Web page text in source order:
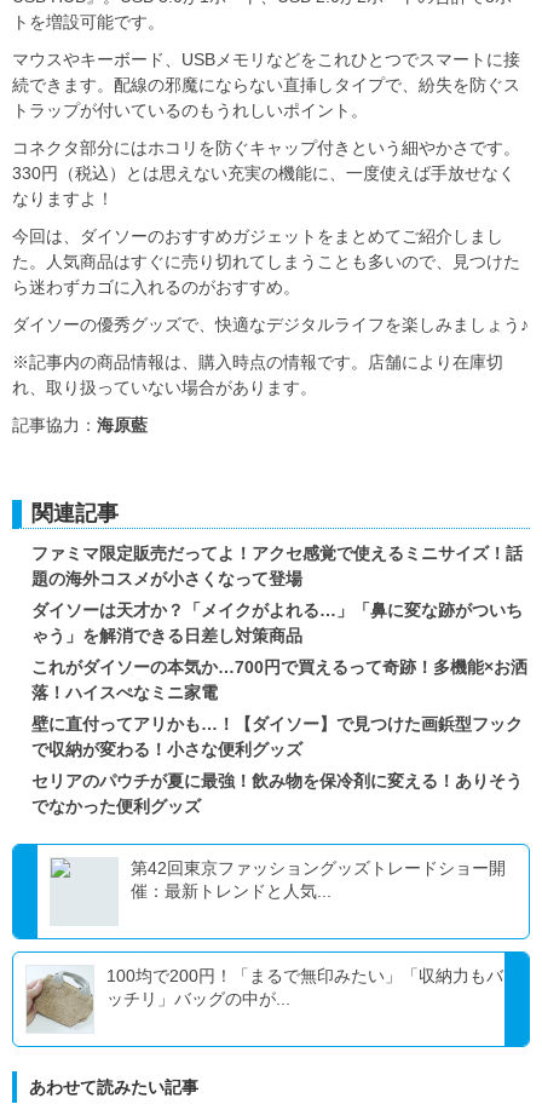
トを増設可能です。
マウスやキーボード、USBメモリなどをこれひとつでスマートに接
続できます。配線の邪魔にならない直挿しタイプで、紛失を防ぐス
トラップが付いているのもうれしいポイント。
コネクタ部分にはホコリを防ぐキャップ付きという細やかさです。
330円（税込）とは思えない充実の機能に、一度使えば手放せなく
なりますよ！
今回は、ダイソーのおすすめガジェットをまとめてご紹介しまし
た。人気商品はすぐに売り切れてしまうことも多いので、見つけた
ら迷わずカゴに入れるのがおすすめ。
ダイソーの優秀グッズで、快適なデジタルライフを楽しみましょう♪
※記事内の商品情報は、購入時点の情報です。店舗により在庫切
れ、取り扱っていない場合があります。
記事協力： 海原藍
関連記事
ファミマ限定販売だってよ！アクセ感覚で使えるミニサイズ！話
題の海外コスメが小さくなって登場
ダイソーは天才か？「メイクがよれる…」「鼻に変な跡がついち
ゃう」を解消できる日差し対策商品
これがダイソーの本気か…700円で買えるって奇跡！多機能×お洒
落！ハイスぺなミニ家電
壁に直付ってアリかも…！【ダイソー】で見つけた画鋲型フック
で収納が変わる！小さな便利グッズ
セリアのパウチが夏に最強！飲み物を保冷剤に変える！ありそう
でなかった便利グッズ
第42回東京ファッショングッズトレードショー開
催：最新トレンドと人気...
100均で200円！「まるで無印みたい」「収納力もバ
ッチリ」バッグの中が...
あわせて読みたい記事